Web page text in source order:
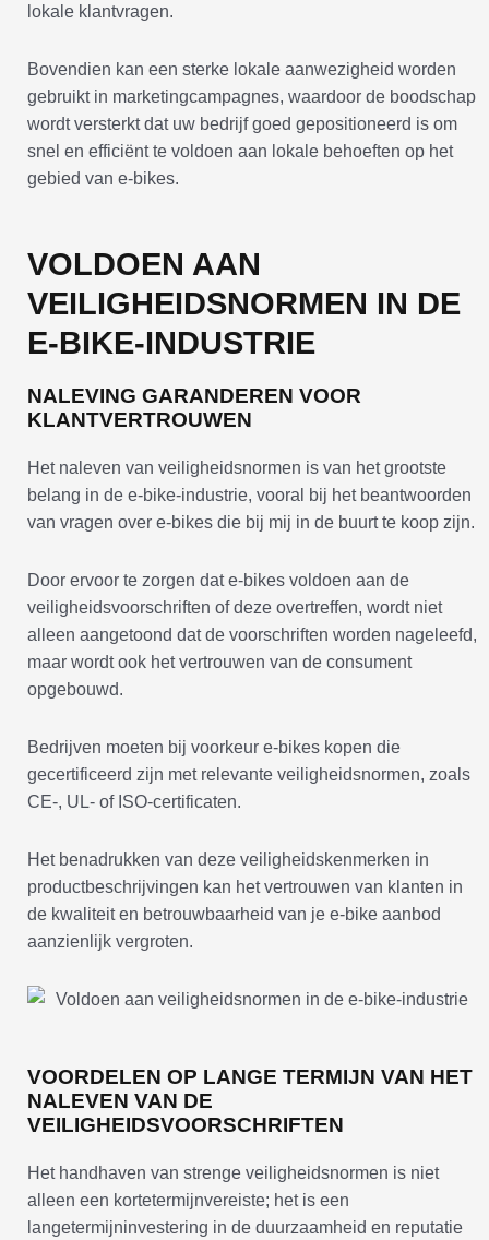
lokale klantvragen.
Bovendien kan een sterke lokale aanwezigheid worden
gebruikt in marketingcampagnes, waardoor de boodschap
wordt versterkt dat uw bedrijf goed gepositioneerd is om
snel en efficiënt te voldoen aan lokale behoeften op het
gebied van e-bikes.
VOLDOEN AAN
VEILIGHEIDSNORMEN IN DE
E-BIKE-INDUSTRIE
NALEVING GARANDEREN VOOR
KLANTVERTROUWEN
Het naleven van veiligheidsnormen is van het grootste
belang in de e-bike-industrie, vooral bij het beantwoorden
van vragen over e-bikes die bij mij in de buurt te koop zijn.
Door ervoor te zorgen dat e-bikes voldoen aan de
veiligheidsvoorschriften of deze overtreffen, wordt niet
alleen aangetoond dat de voorschriften worden nageleefd,
maar wordt ook het vertrouwen van de consument
opgebouwd.
Bedrijven moeten bij voorkeur e-bikes kopen die
gecertificeerd zijn met relevante veiligheidsnormen, zoals
CE-, UL- of ISO-certificaten.
Het benadrukken van deze veiligheidskenmerken in
productbeschrijvingen kan het vertrouwen van klanten in
de kwaliteit en betrouwbaarheid van je e-bike aanbod
aanzienlijk vergroten.
VOORDELEN OP LANGE TERMIJN VAN HET
NALEVEN VAN DE
VEILIGHEIDSVOORSCHRIFTEN
Het handhaven van strenge veiligheidsnormen is niet
alleen een kortetermijnvereiste; het is een
langetermijninvestering in de duurzaamheid en reputatie